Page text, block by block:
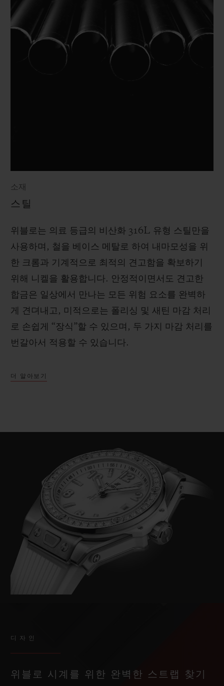
소재
스틸
위블로는 의료 등급의 비산화 316L 유형 스틸만을
사용하며, 철을 베이스 메탈로 하여 내마모성을 위
한 크롬과 기계적으로 최적의 견고함을 확보하기
위해 니켈을 활용합니다. 안정적이면서도 견고한
합금은 일상에서 만나는 모든 위험 요소를 완벽하
게 견뎌내고, 미적으로는 폴리싱 및 새틴 마감 처리
로 손쉽게 “장식”할 수 있으며, 두 가지 마감 처리를
번갈아서 적용할 수 있습니다.
더 알아보기
디자인
위블로 시계를 위한 완벽한 스트랩 찾기